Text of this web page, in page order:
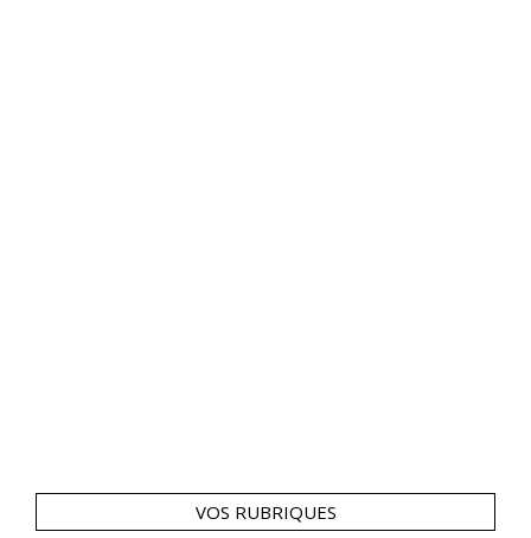
VOS RUBRIQUES